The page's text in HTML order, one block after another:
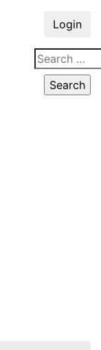
Login